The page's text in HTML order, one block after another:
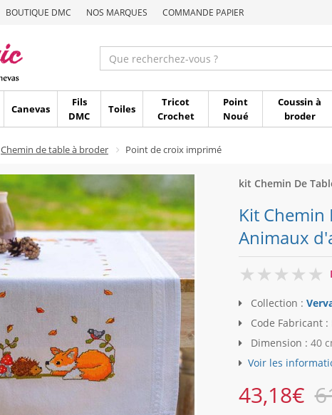
BOUTIQUE DMC NOS MARQUES COMMANDE PAPIER
Canevas
Fils
DMC
Toiles
Tricot
Crochet
Point
Noué
Coussin à
broder
Chemin de table à broder Point de croix imprimé
kit Chemin De
Kit
Animaux
Collection :
Code Fabricant :
Dimension : 40
Voir les
43,18€